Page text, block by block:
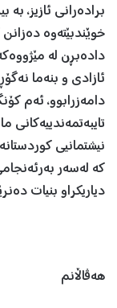
برادەرانی ئازیز،
خوێندبێتەوە
دادەبڕن لە
ئازادی و بنەما
دامەزرابوو، ئەم
تایبەتمەندییەکانی
نیشتمانیی
كە لەسەر
دیاریكراو بنیات
هەڤاڵانم